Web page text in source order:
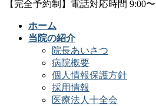
【完全予約制】電話対応時間 9:00
ホーム
当院の紹介
院長あいさつ
病院概要
個人情報保護方針
採用情報
医療法人十全会